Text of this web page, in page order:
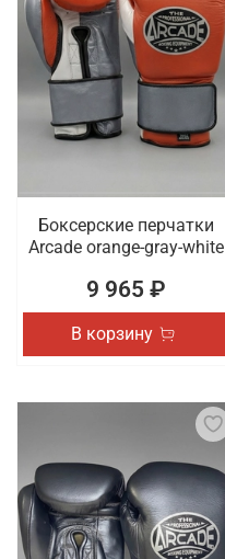
Боксерские перчатки
Arcade orange-gray-white
9 965 ₽
В корзину